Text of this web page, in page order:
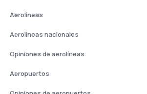
Aerolíneas
Aerolíneas nacionales
Opiniones de aerolíneas
Aeropuertos